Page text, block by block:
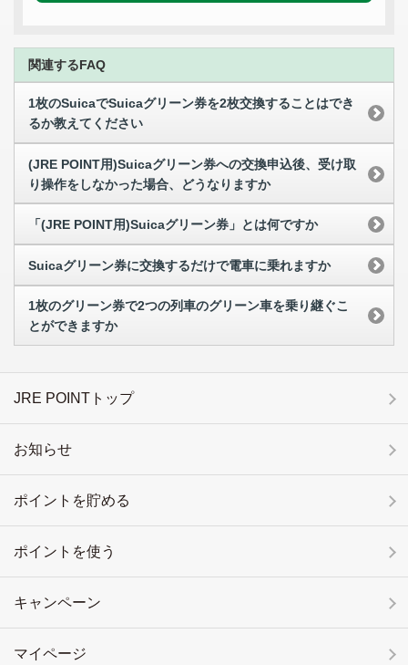
関連するFAQ
1枚のSuicaでSuicaグリーン券を2枚交換することはでき
るか教えてください
(JRE POINT用)Suicaグリーン券への交換申込後、受け取
り操作をしなかった場合、どうなりますか
「(JRE POINT用)Suicaグリーン券」とは何ですか
Suicaグリーン券に交換するだけで電車に乗れますか
1枚のグリーン券で2つの列車のグリーン車を乗り継ぐこ
とができますか
JRE POINTトップ
お知らせ
ポイントを貯める
ポイントを使う
キャンペーン
マイページ